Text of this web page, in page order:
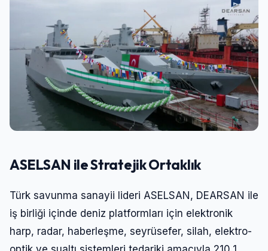
ASELSAN ile Stratejik Ortaklık
Türk savunma sanayii lideri ASELSAN, DEARSAN ile
iş birliği içinde deniz platformları için elektronik
harp, radar, haberleşme, seyrüsefer, silah, elektro-